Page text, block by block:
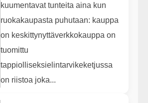
kuumentavat tunteita aina kun
ruokakaupasta puhutaan: kauppa
on keskittynyttäverkkokauppa on
tuomittu
tappiolliseksielintarvikeketjussa
on riistoa joka...